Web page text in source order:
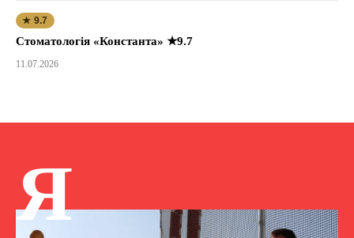
★ 9.7
Стоматологія «Константа» ★9.7
11.07.2026
Я